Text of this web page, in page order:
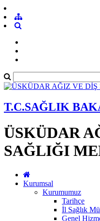
T.C.SAĞLIK
ÜSKÜDAR
SAĞLIĞI
Kurumsal
Kurumumuz
Tarihçe
İl Sağlık
Genel